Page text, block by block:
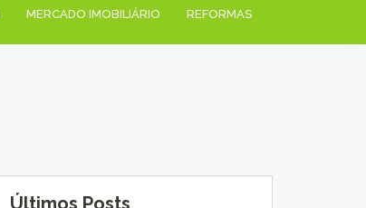
MERCADO IMOBILIÁRIO REFORMAS
Últimos Posts